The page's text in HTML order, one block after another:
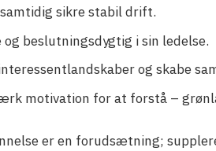
sikre stabil drift.
beslutningsdygtig i sin ledelse.
og skabe
motivation for at forstå –
er en forudsætning;